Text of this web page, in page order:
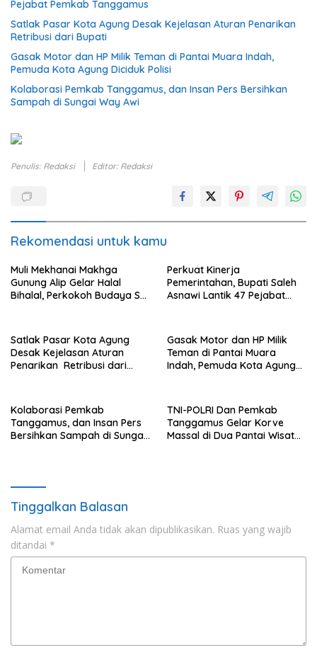
Pejabat Pemkab Tanggamus
Satlak Pasar Kota Agung Desak Kejelasan Aturan Penarikan
Retribusi dari Bupati
Gasak Motor dan HP Milik Teman di Pantai Muara Indah,
Pemuda Kota Agung Diciduk Polisi
Kolaborasi Pemkab Tanggamus, dan Insan Pers Bersihkan
Sampah di Sungai Way Awi
Penulis: Redaksi Editor: Redaksi
Rekomendasi untuk kamu
Muli Mekhanai Makhga
Gunung Alip Gelar Halal
Bihalal, Perkokoh Budaya Sai
Perkuat Kinerja
Pemerintahan, Bupati Saleh
Asnawi Lantik 47 Pejabat
Satlak Pasar Kota Agung
Desak Kejelasan Aturan
Penarikan Retribusi dari
Gasak Motor dan HP Milik
Teman di Pantai Muara
Indah, Pemuda Kota Agung
Kolaborasi Pemkab
Tanggamus, dan Insan Pers
Bersihkan Sampah di Sungai
TNI-POLRI Dan Pemkab
Tanggamus Gelar Korve
Massal di Dua Pantai Wisata
Tinggalkan Balasan
Alamat email Anda tidak akan dipublikasikan. Ruas yang wajib
ditandai *